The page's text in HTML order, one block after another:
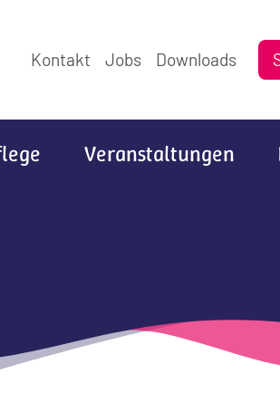
Kontakt Jobs Downloads
Veranstaltungen